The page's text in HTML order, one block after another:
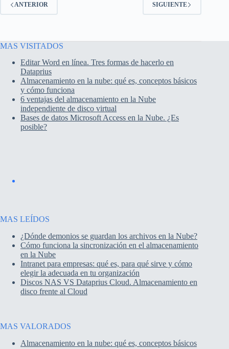
ANTERIOR SIGUIENTE
MAS VISITADOS
Editar Word en línea. Tres formas de hacerlo en
Dataprius
Almacenamiento en la nube: qué es, conceptos básicos
y cómo funciona
6 ventajas del almacenamiento en la Nube
independiente de disco virtual
Bases de datos Microsoft Access en la Nube. ¿Es
posible?
MAS LEÍDOS
¿Dónde demonios se guardan los archivos en la Nube?
Cómo funciona la sincronización en el almacenamiento
en la Nube
Intranet para empresas: qué es, para qué sirve y cómo
elegir la adecuada en tu organización
Discos NAS VS Dataprius Cloud. Almacenamiento en
disco frente al Cloud
MAS VALORADOS
Almacenamiento en la nube: qué es, conceptos básicos